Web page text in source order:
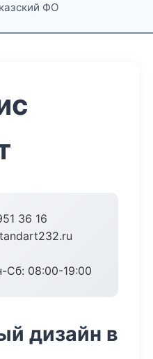
ФО
36 16
Сб: 08:00-19:00
дизайн в